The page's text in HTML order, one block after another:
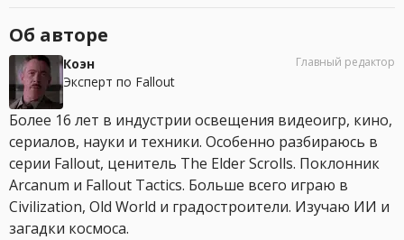
Об авторе
Коэн
Эксперт по Fallout
Главный редактор
Более 16 лет в индустрии освещения видеоигр, кино,
сериалов, науки и техники. Особенно разбираюсь в
серии Fallout, ценитель The Elder Scrolls. Поклонник
Arcanum и Fallout Tactics. Больше всего играю в
Civilization, Old World и градостроители. Изучаю ИИ и
загадки космоса.